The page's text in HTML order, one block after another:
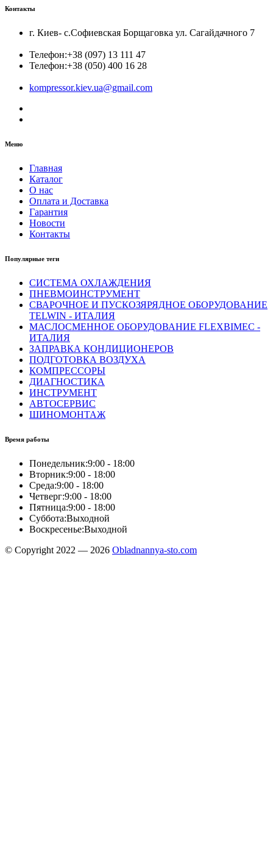
Контакты
г. Киев- с.Софиевская Борщаговка ул. Сагайдачного 7
Телефон:+38 (097) 13 111 47
Телефон:+38 (050) 400 16 28
kompressor.kiev.ua@gmail.com
Меню
Главная
Каталог
О нас
Оплата и Доставка
Гарантия
Новости
Контакты
Популярные теги
СИСТЕМА ОХЛАЖДЕНИЯ
ПНЕВМОИНСТРУМЕНТ
СВАРОЧНОЕ И ПУСКОЗЯРЯДНОЕ ОБОРУДОВАНИЕ
TELWIN - ИТАЛИЯ
МАСЛОСМЕННОЕ ОБОРУДОВАНИЕ FLEXBIMEC -
ИТАЛИЯ
ЗАПРАВКА КОНДИЦИОНЕРОВ
ПОДГОТОВКА ВОЗДУХА
КОМПРЕССОРЫ
ДИАГНОСТИКА
ИНСТРУМЕНТ
АВТОСЕРВИС
ШИНОМОНТАЖ
Время работы
Понедельник:9:00 - 18:00
Вторник:9:00 - 18:00
Среда:9:00 - 18:00
Четверг:9:00 - 18:00
Пятница:9:00 - 18:00
Суббота:Выходной
Воскресенье:Выходной
© Copyright 2022 — 2026 Obladnannya-sto.com